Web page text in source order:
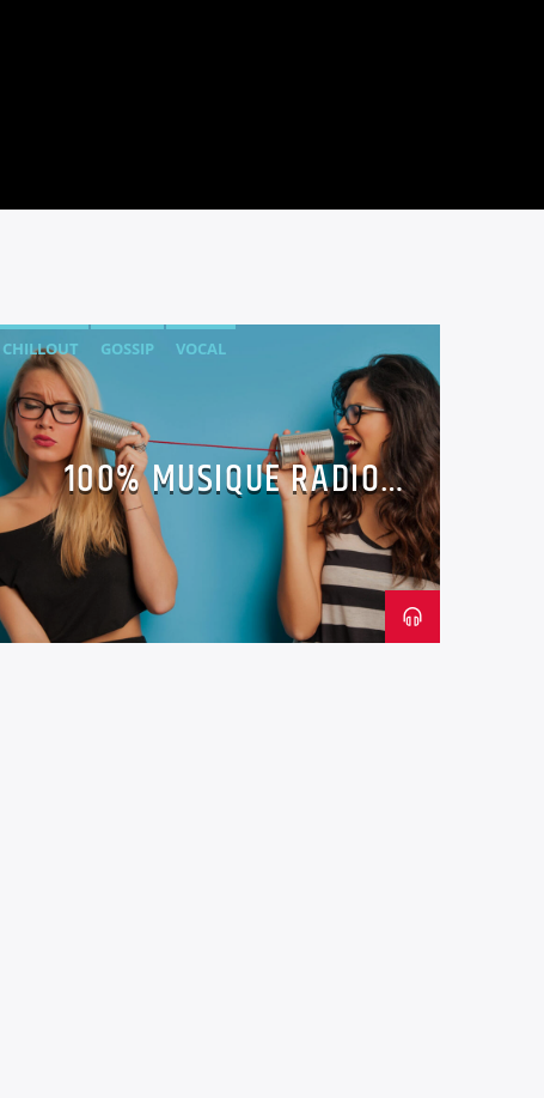
CHILLOUT GOSSIP VOCAL
100% MUSIQUE RADIO
VANNES